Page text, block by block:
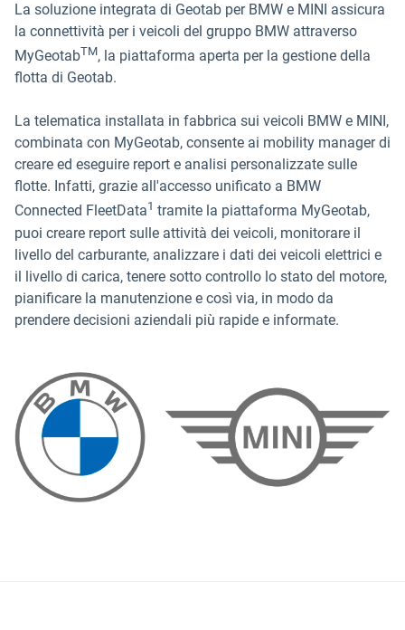
La soluzione integrata di Geotab per BMW e MINI assicura
la connettività per i veicoli del gruppo BMW attraverso
MyGeotabTM, la piattaforma aperta per la gestione della
flotta di Geotab.
La telematica installata in fabbrica sui veicoli BMW e MINI,
combinata con MyGeotab, consente ai mobility manager di
creare ed eseguire report e analisi personalizzate sulle
flotte. Infatti, grazie all'accesso unificato a BMW
Connected FleetData1 tramite la piattaforma MyGeotab,
puoi creare report sulle attività dei veicoli, monitorare il
livello del carburante, analizzare i dati dei veicoli elettrici e
il livello di carica, tenere sotto controllo lo stato del motore,
pianificare la manutenzione e così via, in modo da
prendere decisioni aziendali più rapide e informate.